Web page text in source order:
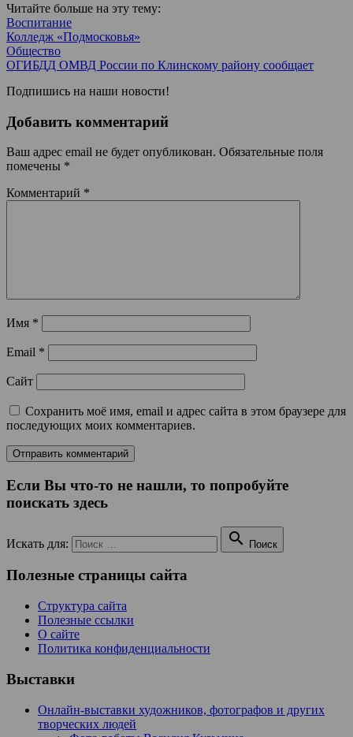
Читайте больше на эту тему:
Воспитание
Колледж «Подмосковья»
Общество
ОГИБДД ОМВД России по Клинскому району сообщает
Подпишись на наши новости!
Добавить комментарий
Ваш адрес email не будет опубликован. Обязательные поля
помечены *
Комментарий *
Имя *
Email *
Сайт
Сохранить моё имя, email и адрес сайта в этом браузере для
последующих моих комментариев.
Если Вы что-то не нашли, то попробуйте
поискать здесь
Искать для:  Поиск
Полезные страницы сайта
Структура сайта
Полезные ссылки
О сайте
Политика конфиденциальности
Выставки
Онлайн-выставки художников, фотографов и других
творческих людей